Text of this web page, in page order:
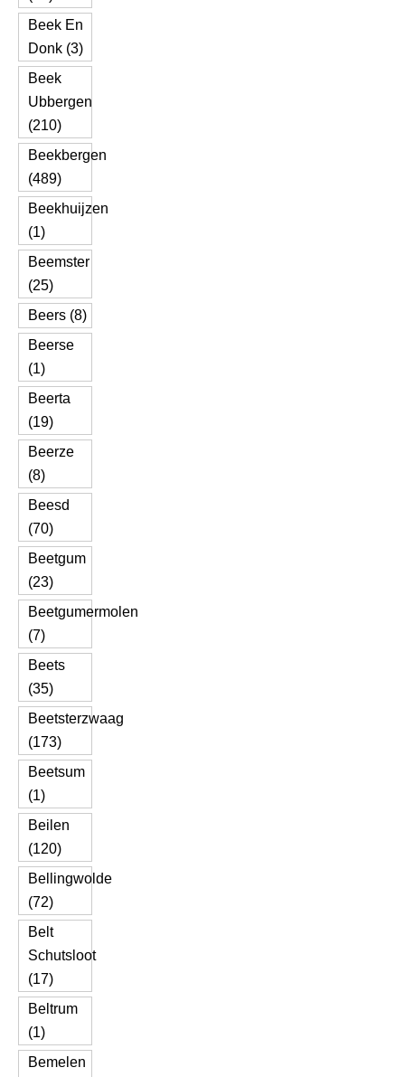
Beek En
Donk (3)
Beek
Ubbergen
(210)
Beekbergen
(489)
Beekhuijzen
(1)
Beemster
(25)
Beers (8)
Beerse
(1)
Beerta
(19)
Beerze
(8)
Beesd
(70)
Beetgum
(23)
Beetgumermolen
(7)
Beets
(35)
Beetsterzwaag
(173)
Beetsum
(1)
Beilen
(120)
Bellingwolde
(72)
Belt
Schutsloot
(17)
Beltrum
(1)
Bemelen